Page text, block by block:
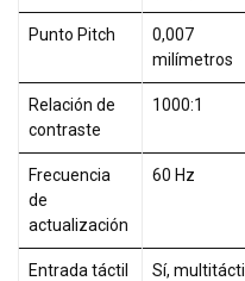
Punto Pitch
0,007
milímetros
Relación de
contraste
1000:1
Frecuencia
de
actualización
60 Hz
Entrada táctil
Sí, multitáctil